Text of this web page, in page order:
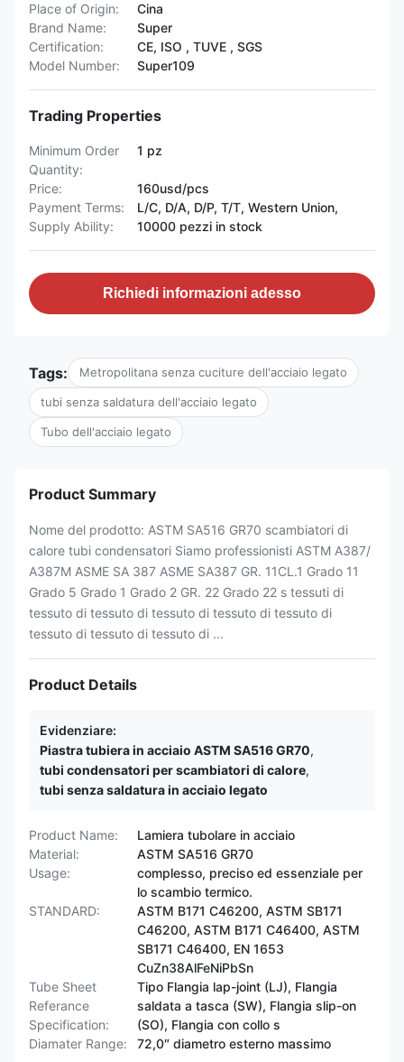
Place of Origin:
Cina
Brand Name:
Super
Certification:
CE, ISO , TUVE , SGS
Model Number:
Super109
Trading Properties
Minimum Order
Quantity:
1 pz
Price:
160usd/pcs
Payment Terms:
L/C, D/A, D/P, T/T, Western Union,
Supply Ability:
10000 pezzi in stock
Richiedi informazioni adesso
Tags: Metropolitana senza cuciture dell'acciaio legato
tubi senza saldatura dell'acciaio legato
Tubo dell'acciaio legato
Product Summary
Nome del prodotto: ASTM SA516 GR70 scambiatori di
calore tubi condensatori Siamo professionisti ASTM A387/
A387M ASME SA 387 ASME SA387 GR. 11CL.1 Grado 11
Grado 5 Grado 1 Grado 2 GR. 22 Grado 22 s tessuti di
tessuto di tessuto di tessuto di tessuto di tessuto di
tessuto di tessuto di tessuto di ...
Product Details
Evidenziare:
Piastra tubiera in acciaio ASTM SA516 GR70,
tubi condensatori per scambiatori di calore,
tubi senza saldatura in acciaio legato
Product Name:
Lamiera tubolare in acciaio
Material:
ASTM SA516 GR70
Usage:
complesso, preciso ed essenziale per
lo scambio termico.
STANDARD:
ASTM B171 C46200, ASTM SB171
C46200, ASTM B171 C46400, ASTM
SB171 C46400, EN 1653
CuZn38AlFeNiPbSn
Tube Sheet
Referance
Specification:
Tipo Flangia lap-joint (LJ), Flangia
saldata a tasca (SW), Flangia slip-on
(SO), Flangia con collo s
Diamater Range:
72,0″ diametro esterno massimo